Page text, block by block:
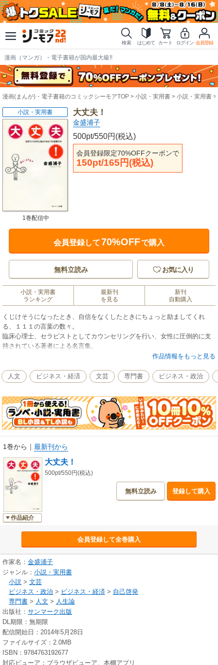
検索 はじめて カート ログイン 会員登録
漫画（マンガ）・電子書籍が国内最大級!!
漫画(まんが)・電子書籍のコミックシーモアTOP 小説・実用書 小説・実用書
大丈夫！
金盛浦子
500pt/550円(税込)
会員登録限定70%OFFクーポンで
150pt/165円(税込)
小説・実用書
1巻配信中
会員登録して70%OFFで購入
無料立読み お気に入り
小説・実用書
ランキング
最新刊
を見る
新刊
自動購入
くじけそうになったとき、自信をなくしたときにちょっと励ましてくれ
る、１１１の言葉の数々。
臨床心理士、セラピストとしてカウンセリングを行い、女性に圧倒的に支
持されている著者による名言集。
いましょう／
心の扉のノブは、内側にしかついていないのです…etc．
＊目次より
◆どんなに磨いても「ブス」な女性なんて、存在しません
◆完全であろうとすればするほど、人生は狭くなるんです
◆大切なのは、問題を避けようという考えではなく、解決しようとする軽
やかな心のフットワーク
◆自分の可能性や能力に見切りをつけていない人を「若者」っていうんで
す
◆どんなことだって、取り返しはつくんです
◆平等や対等を主張することが、心を貧しくする場合があるんです
◆「もう逃げ場がない」と思ったとき、人は変わるんです
◆だれかが不機嫌だからといって、あなたまで不機嫌になる必要はありま
る
作品情報をもっと見る
人文 ビジネス・経済 文芸 専門書 ビジネス・政治
1巻から ｜ 最新刊から
作品紹介
大丈夫！
500pt/550円(税込)
無料立読み 登録して購入
会員登録して全巻購入
作家名： 金盛浦子
ジャンル： 小説・実用書
小説 > 文芸
ビジネス・政治 > ビジネス・経済 > 自己啓発
専門書 > 人文 > 人生論
出版社： サンマーク出版
DL期限：無期限
配信開始日：2014年5月28日
ファイルサイズ：2.0MB
ISBN：9784763192677
対応ビューア：ブラウザビューア、本棚アプリ